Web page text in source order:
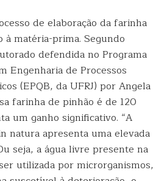
de elaboração da farinha
à matéria-prima. Segundo
defendida no Programa
Engenharia de Processos
(EPQB, da UFRJ) por Angela
farinha de pinhão é de 120
um ganho significativo. “A
natura apresenta uma elevada
seja, a água livre presente na
utilizada por microrganismos,